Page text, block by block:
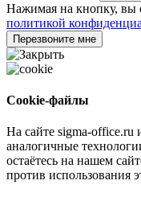
Нажимая на кнопку, вы
политикой
Перезвоните мне
Cookie-файлы
На сайте sigma-office.ru
аналогичные
остаётесь на нашем
против использования